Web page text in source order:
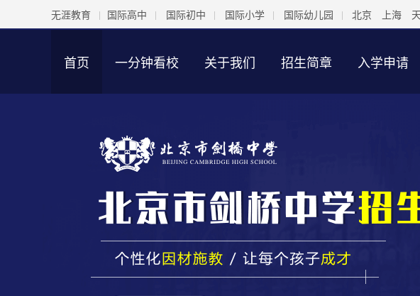
无涯教育 国际高中 国际初中 国际小学 国际幼儿园 北京 上海
首页 一分钟看校 关于我们 招生简章 入学申请